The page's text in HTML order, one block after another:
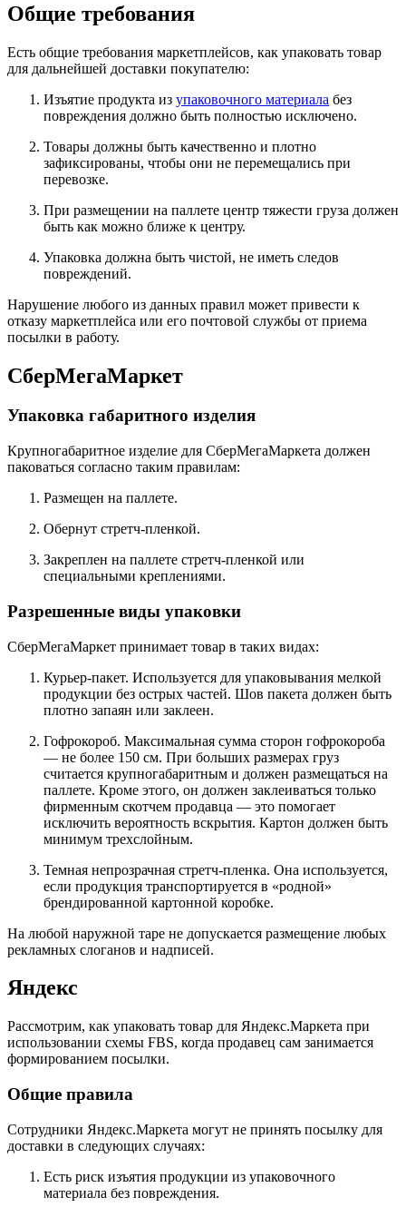
Общие требования
Есть общие требования маркетплейсов, как упаковать товар
для дальнейшей доставки покупателю:
Изъятие продукта из упаковочного материала без
повреждения должно быть полностью исключено.
Товары должны быть качественно и плотно
зафиксированы, чтобы они не перемещались при
перевозке.
При размещении на паллете центр тяжести груза должен
быть как можно ближе к центру.
Упаковка должна быть чистой, не иметь следов
повреждений.
Нарушение любого из данных правил может привести к
отказу маркетплейса или его почтовой службы от приема
посылки в работу.
СберМегаМаркет
Упаковка габаритного изделия
Крупногабаритное изделие для СберМегаМаркета должен
паковаться согласно таким правилам:
Размещен на паллете.
Обернут стретч-пленкой.
Закреплен на паллете стретч-пленкой или
специальными креплениями.
Разрешенные виды упаковки
СберМегаМаркет принимает товар в таких видах:
Курьер-пакет. Используется для упаковывания мелкой
продукции без острых частей. Шов пакета должен быть
плотно запаян или заклеен.
Гофрокороб. Максимальная сумма сторон гофрокороба
— не более 150 см. При больших размерах груз
считается крупногабаритным и должен размещаться на
паллете. Кроме этого, он должен заклеиваться только
фирменным скотчем продавца — это помогает
исключить вероятность вскрытия. Картон должен быть
минимум трехслойным.
Темная непрозрачная стретч-пленка. Она используется,
если продукция транспортируется в «родной»
брендированной картонной коробке.
На любой наружной таре не допускается размещение любых
рекламных слоганов и надписей.
Яндекс
Рассмотрим, как упаковать товар для Яндекс.Маркета при
использовании схемы FBS, когда продавец сам занимается
формированием посылки.
Общие правила
Сотрудники Яндекс.Маркета могут не принять посылку для
доставки в следующих случаях:
Есть риск изъятия продукции из упаковочного
материала без повреждения.